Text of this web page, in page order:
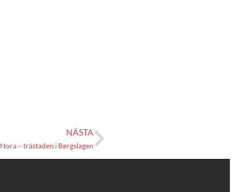
NÄSTA
Nora – trästaden i Bergslagen